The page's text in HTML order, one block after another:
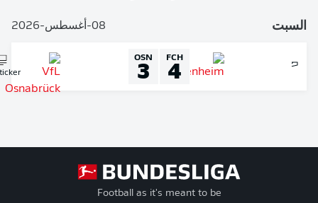
4
OSN
Liveticker
Football as it's meant to be